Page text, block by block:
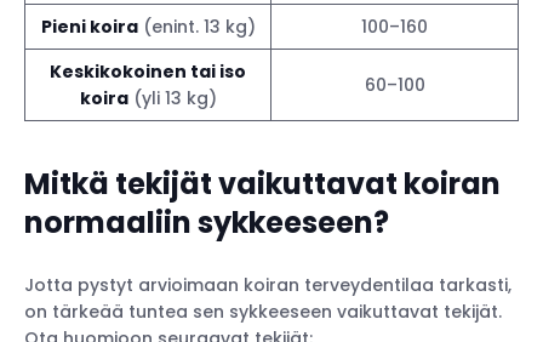
Pieni koira(enint. 13 kg)
100–160
Keskikokoinen tai iso
koira(yli 13 kg)
60–100
Mitkä tekijät vaikuttavat koiran
normaaliin sykkeeseen?
Jotta pystyt arvioimaan koiran terveydentilaa tarkasti,
on tärkeää tuntea sen sykkeeseen vaikuttavat tekijät.